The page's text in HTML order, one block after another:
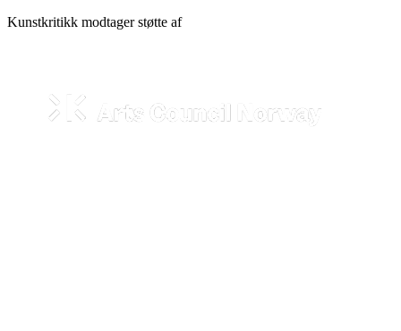
Kunstkritikk modtager støtte af